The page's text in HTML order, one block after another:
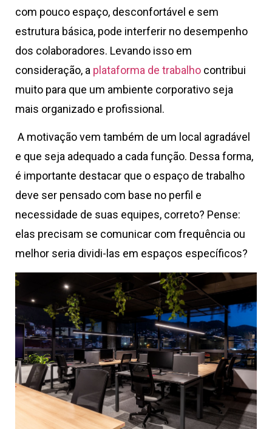
com pouco espaço, desconfortável e sem
estrutura básica, pode interferir no desempenho
dos colaboradores. Levando isso em
consideração, a plataforma de trabalho contribui
muito para que um ambiente corporativo seja
mais organizado e profissional.
A motivação vem também de um local agradável
e que seja adequado a cada função. Dessa forma,
é importante destacar que o espaço de trabalho
deve ser pensado com base no perfil e
necessidade de suas equipes, correto? Pense:
elas precisam se comunicar com frequência ou
melhor seria dividi-las em espaços específicos?